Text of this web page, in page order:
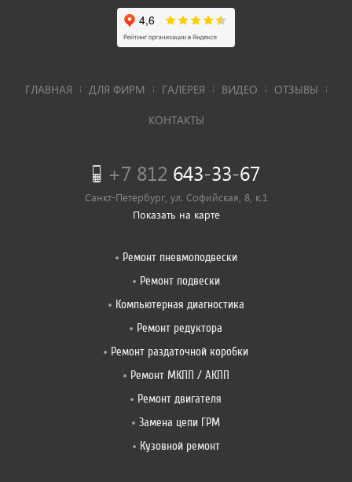
ГЛАВНАЯ ДЛЯ ФИРМ ГАЛЕРЕЯ ВИДЕО ОТЗЫВЫ
КОНТАКТЫ
+7 812 643-33-67
Санкт-Петербург, ул. Софийская, 8, к.1
Показать на карте
Ремонт пневмоподвески
Ремонт подвески
Компьютерная диагностика
Ремонт редуктора
Ремонт раздаточной коробки
Ремонт МКПП / АКПП
Ремонт двигателя
Замена цепи ГРМ
Кузовной ремонт